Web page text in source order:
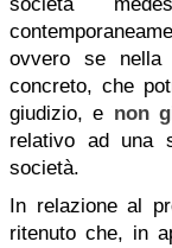
ovvero se nella
concreto, che
giudizio, e non
relativo ad una
società.
In relazione al
ritenuto che, in